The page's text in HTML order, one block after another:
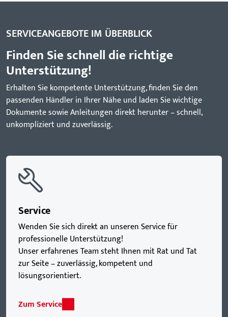
SERVICEANGEBOTE IM ÜBERBLICK
Finden Sie schnell die richtige
Unterstützung!
Erhalten Sie kompetente Unterstützung, finden Sie den
passenden Händler in Ihrer Nähe und laden Sie wichtige
Dokumente sowie Anleitungen direkt herunter – schnell,
unkompliziert und zuverlässig.
Service
Wenden Sie sich direkt an unseren Service für
professionelle Unterstützung!
Unser erfahrenes Team steht Ihnen mit Rat und Tat
zur Seite – zuverlässig, kompetent und
lösungsorientiert.
Zum Service